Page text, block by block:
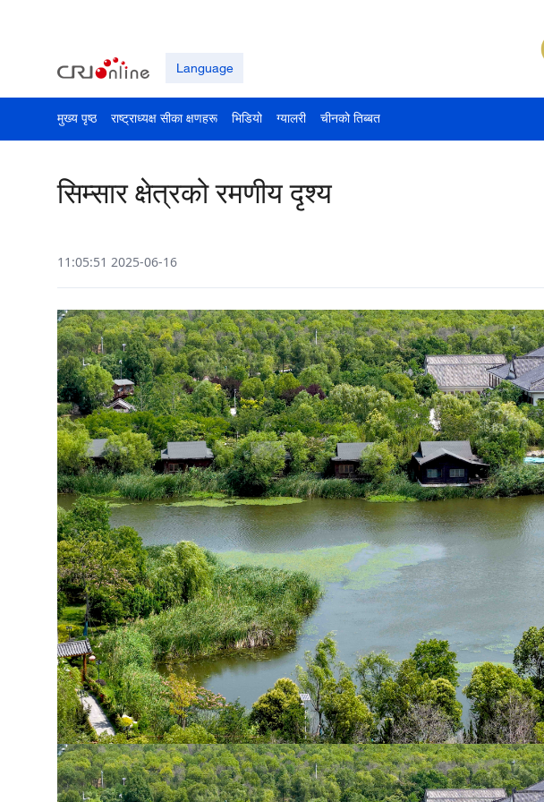
Language
मुख्य पृष्ठ राष्ट्राध्यक्ष सीका क्षणहरू भिडियो ग्यालरी चीनको तिब्बत
सिम्सार क्षेत्रको रमणीय दृश्य
11:05:51 2025-06-16